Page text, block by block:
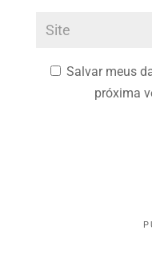
Salvar meus
próxima